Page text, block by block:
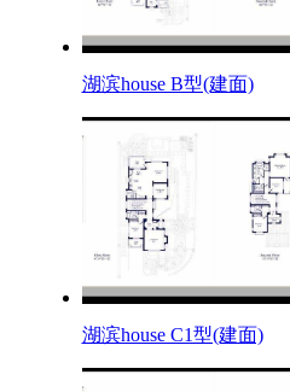
湖滨house B型(建面)
湖滨house C1型(建面)